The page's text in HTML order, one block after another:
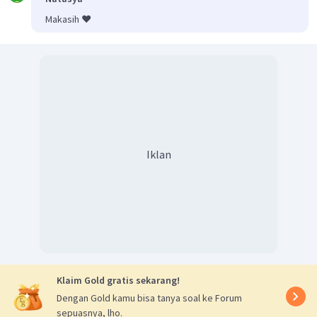
Makasih ❤️
Iklan
Klaim Gold gratis sekarang!
Dengan Gold kamu bisa tanya soal ke Forum
sepuasnya, lho.